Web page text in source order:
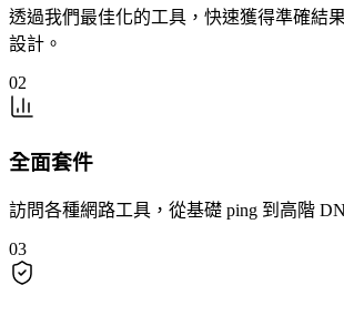
透過我們最佳化的工具，快速獲得準確結
設計。
02
全面套件
訪問各種網路工具，從基礎 ping 到高階
03